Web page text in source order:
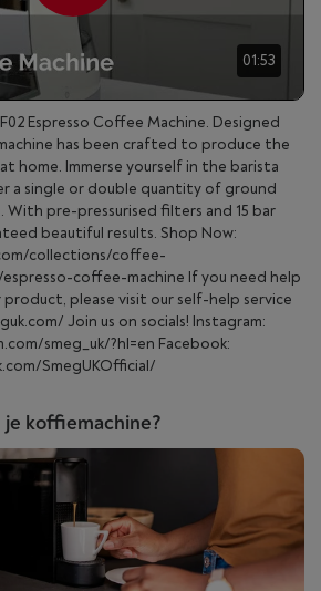
01:53
Espresso Coffee Machine. Designed
has been crafted to produce the
home. Immerse yourself in the barista
a single or double quantity of ground
With pre-pressurised filters and 15 bar
beautiful results. Shop Now:
collections/coffee-
coffee-machine If you need help
product, please visit our self-help service
Join us on socials! Instagram:
smeg_uk/?hl=en Facebook:
SmegUKOfficial/
koffiemachine?